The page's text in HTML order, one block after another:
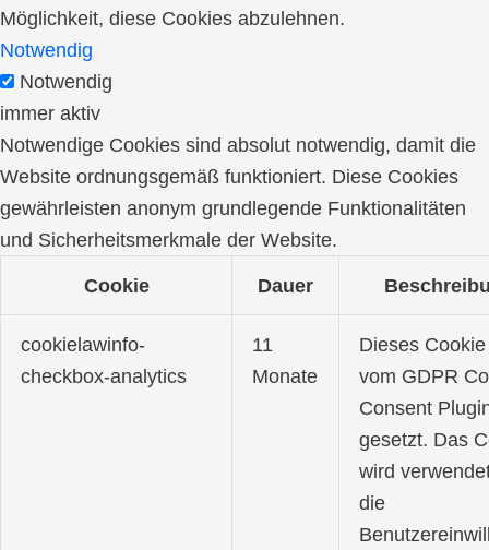
Möglichkeit, diese Cookies abzulehnen.
Notwendig
Notwendig
immer aktiv
Notwendige Cookies sind absolut notwendig, damit die
Website ordnungsgemäß funktioniert. Diese Cookies
gewährleisten anonym grundlegende Funktionalitäten
und Sicherheitsmerkmale der Website.
Cookie
Dauer
cookielawinfo-
checkbox-analytics
11
Monate
Dieses
vom GDPR
Consent
gesetzt. Das
wird
die